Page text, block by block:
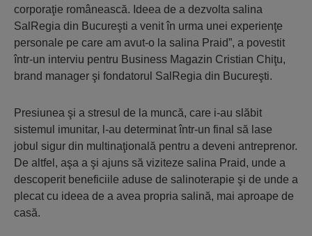
corporaţie românească. Ideea de a dezvolta salina
SalRegia din Bucureşti a venit în urma unei experienţe
personale pe care am avut-o la salina Praid”, a povestit
într-un interviu pentru Business Magazin Cristian Chiţu,
brand manager şi fondatorul SalRegia din Bucureşti.
Presiunea şi a stresul de la muncă, care i-au slăbit
sistemul imunitar, l-au determinat într-un final să lase
jobul sigur din multinaţională pentru a deveni antreprenor.
De altfel, aşa a şi ajuns să viziteze salina Praid, unde a
descoperit beneficiile aduse de salinoterapie şi de unde a
plecat cu ideea de a avea propria salină, mai aproape de
casă.